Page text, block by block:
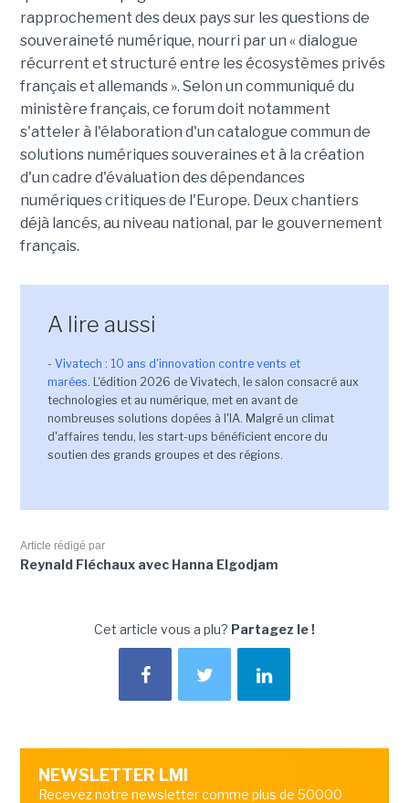
rapprochement des deux pays sur les questions de
souveraineté numérique, nourri par un « dialogue
récurrent et structuré entre les écosystèmes privés
français et allemands ». Selon un communiqué du
ministère français, ce forum doit notamment
s'atteler à l'élaboration d'un catalogue commun de
solutions numériques souveraines et à la création
d'un cadre d'évaluation des dépendances
numériques critiques de l'Europe. Deux chantiers
déjà lancés, au niveau national, par le gouvernement
français.
A lire aussi
- Vivatech : 10 ans d'innovation contre vents et
marées. L'édition 2026 de Vivatech, le salon consacré aux
technologies et au numérique, met en avant de
nombreuses solutions dopées à l'IA. Malgré un climat
d'affaires tendu, les start-ups bénéficient encore du
soutien des grands groupes et des régions.
Article rédigé par
Reynald Fléchaux avec Hanna Elgodjam
Cet article vous a plu? Partagez le !
NEWSLETTER LMI
Recevez notre newsletter comme plus de 50000